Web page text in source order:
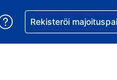
Tämänhetkinen valuutta
kieli. Tämänhetkinen
Pyydä apua
Rekisteröi